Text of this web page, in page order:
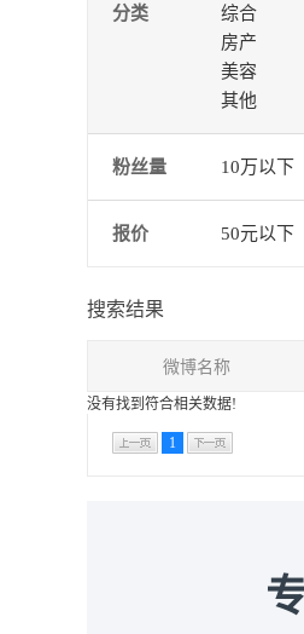
分类 综合
房产
美容
其他
粉丝量 10万以下
报价 50元以下
搜索结果
微博名称
没有找到符合相关数据!
1